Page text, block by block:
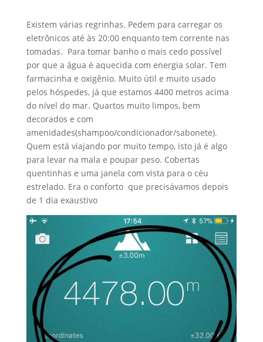
Existem várias regrinhas. Pedem para carregar os
eletrônicos até às 20:00 enquanto tem corrente nas
tomadas. Para tomar banho o mais cedo possível
por que a água é aquecida com energia solar. Tem
farmacinha e oxigênio. Muito útil e muito usado
pelos hóspedes, já que estamos 4400 metros acima
do nível do mar. Quartos muito limpos, bem
decorados e com
amenidades(shampoo/condicionador/sabonete).
Quem está viajando por muito tempo, isto já é algo
para levar na mala e poupar peso. Cobertas
quentinhas e uma janela com vista para o céu
estrelado. Era o conforto que precisávamos depois
de 1 dia exaustivo